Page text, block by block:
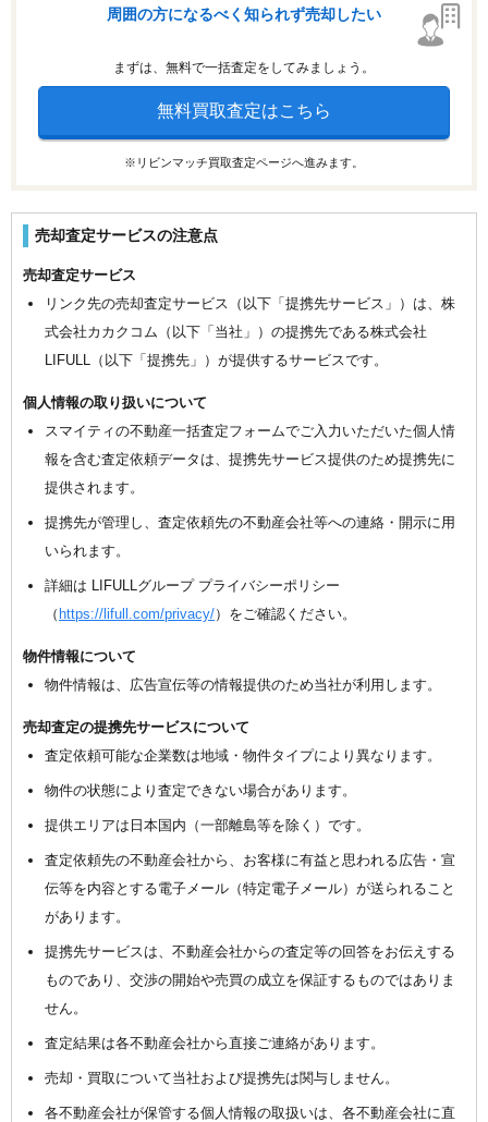
周囲の方になるべく知られず売却したい
まずは、無料で一括査定をしてみましょう。
無料買取査定はこちら
※リビンマッチ買取査定ページへ進みます。
売却査定サービスの注意点
売却査定サービス
リンク先の売却査定サービス（以下「提携先サービス」）は、株
式会社カカクコム（以下「当社」）の提携先である株式会社
LIFULL（以下「提携先」）が提供するサービスです。
個人情報の取り扱いについて
スマイティの不動産一括査定フォームでご入力いただいた個人情
報を含む査定依頼データは、提携先サービス提供のため提携先に
提供されます。
提携先が管理し、査定依頼先の不動産会社等への連絡・開示に用
いられます。
詳細は LIFULLグループ プライバシーポリシー
（ https://lifull.com/privacy/）をご確認ください。
物件情報について
物件情報は、広告宣伝等の情報提供のため当社が利用します。
売却査定の提携先サービスについて
査定依頼可能な企業数は地域・物件タイプにより異なります。
物件の状態により査定できない場合があります。
提供エリアは日本国内（一部離島等を除く）です。
査定依頼先の不動産会社から、お客様に有益と思われる広告・宣
伝等を内容とする電子メール（特定電子メール）が送られること
があります。
提携先サービスは、不動産会社からの査定等の回答をお伝えする
ものであり、交渉の開始や売買の成立を保証するものではありま
せん。
査定結果は各不動産会社から直接ご連絡があります。
売却・買取について当社および提携先は関与しません。
各不動産会社が保管する個人情報の取扱いは、各不動産会社に直